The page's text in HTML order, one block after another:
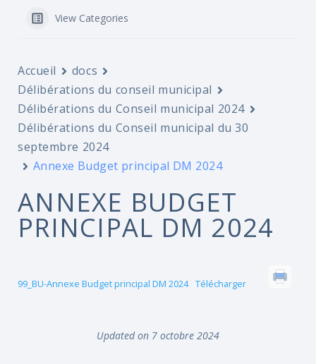
View Categories
Accueil
docs
Délibérations du conseil municipal
Délibérations du Conseil municipal 2024
Délibérations du Conseil municipal du 30
septembre 2024
Annexe Budget principal DM 2024
ANNEXE BUDGET
PRINCIPAL DM 2024
99_BU-Annexe Budget principal DM 2024 Télécharger
Updated on 7 octobre 2024